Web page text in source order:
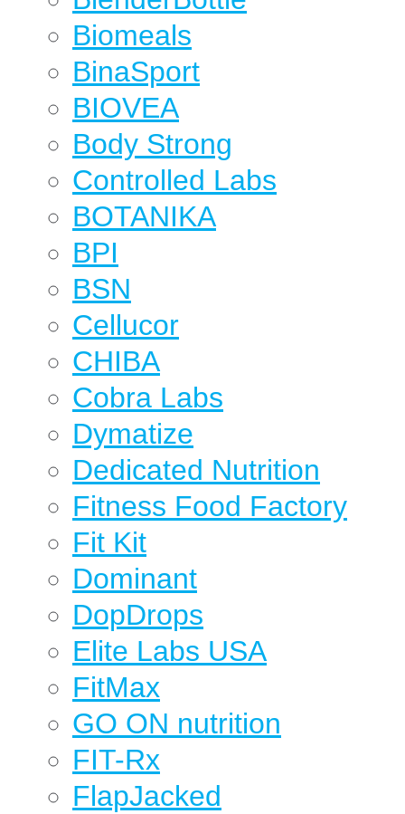
Biomeals
BinaSport
BIOVEA
Body Strong
Controlled Labs
BOTANIKA
BPI
BSN
Cellucor
CHIBA
Cobra Labs
Dymatize
Dedicated Nutrition
Fitness Food Factory
Fit Kit
Dominant
DopDrops
Elite Labs USA
FitMax
GO ON nutrition
FIT-Rx
FlapJacked